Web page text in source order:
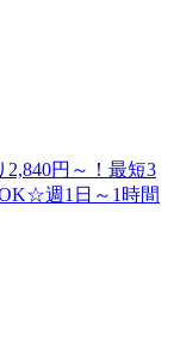
2,840円～！最短3
週1日～1時間